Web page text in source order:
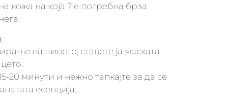
кожа на која ? е потребна брза
на лицето, ставете ја маската
20 минути и нежно тапкајте за да се
есенција.